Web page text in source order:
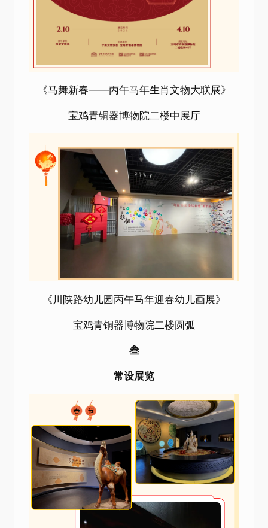
《马舞新春——丙午马年生肖文物大联展》
宝鸡青铜器博物院二楼中展厅
《川陕路幼儿园丙午马年迎春幼儿画展》
宝鸡青铜器博物院二楼圆弧
叁
常设展览